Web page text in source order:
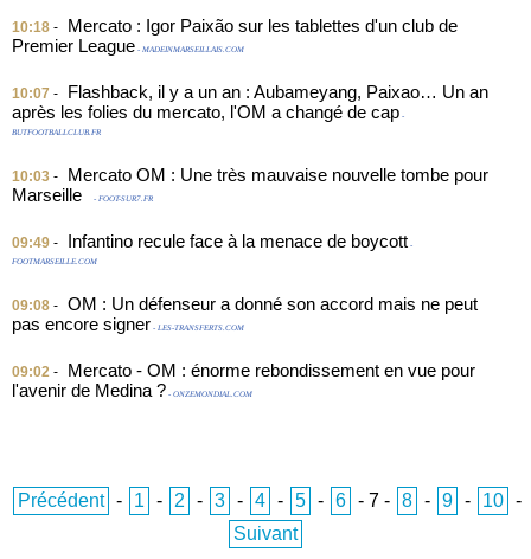
10:18 -
Mercato : Igor Paixão sur les tablettes d'un club de
Premier League - MADEINMARSEILLAIS.COM
10:07 -
Flashback, il y a un an : Aubameyang, Paixao… Un an
après les folies du mercato, l'OM a changé de cap -
BUTFOOTBALLCLUB.FR
10:03 -
Mercato OM : Une très mauvaise nouvelle tombe pour
Marseille
- FOOT-SUR7.FR
09:49 - Infantino recule face à la menace de boycott -
FOOTMARSEILLE.COM
09:08 - OM : Un défenseur a donné son accord mais ne peut
pas encore signer - LES-TRANSFERTS.COM
09:02 -
Mercato - OM : énorme rebondissement en vue pour
l'avenir de Medina ? - ONZEMONDIAL.COM
Précédent - 1 - 2 - 3 - 4 - 5 - 6 - 7- 8 - 9 - 10
-
Suivant